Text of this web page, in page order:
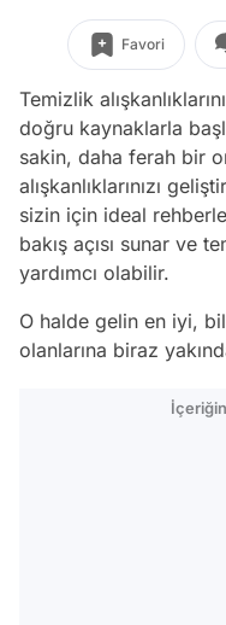
Favori
Temizlik
doğru kaynaklarla
sakin, daha ferah bir
alışkanlıklarınızı
sizin için ideal
bakış açısı sunar ve
yardımcı olabilir.
O halde gelin en iyi,
olanlarına biraz
İçeriğin